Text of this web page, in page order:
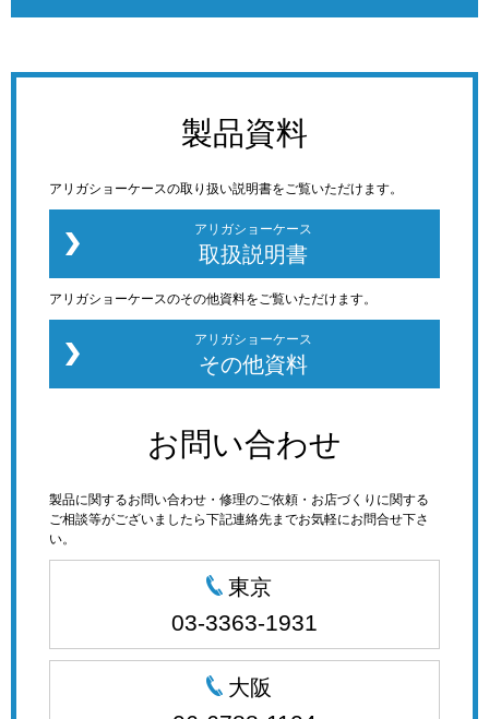
製品資料
アリガショーケースの取り扱い説明書をご覧いただけます。
アリガショーケース
取扱説明書
アリガショーケースのその他資料をご覧いただけます。
アリガショーケース
その他資料
お問い合わせ
製品に関するお問い合わせ・修理のご依頼・お店づくりに関する
ご相談等がございましたら下記連絡先までお気軽にお問合せ下さ
い。
東京
03-3363-1931
大阪